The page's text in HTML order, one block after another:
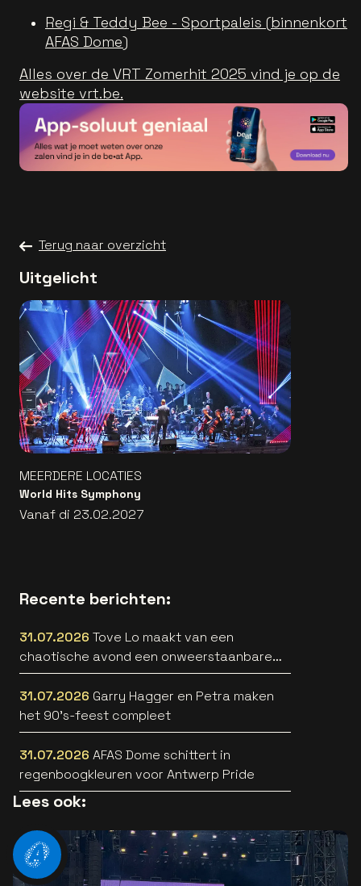
Regi & Teddy Bee - Sportpaleis (binnenkort
AFAS Dome)
Alles over de VRT Zomerhit 2025 vind je op de
website vrt.be.
Terug naar overzicht
Uitgelicht
MEERDERE LOCATIES
World Hits Symphony
Vanaf di 23.02.2027
Recente berichten:
31.07.2026 Tove Lo maakt van een
chaotische avond een onweerstaanbare
popsong
31.07.2026 Garry Hagger en Petra maken
het 90’s-feest compleet
31.07.2026 AFAS Dome schittert in
regenboogkleuren voor Antwerp Pride
Lees ook: